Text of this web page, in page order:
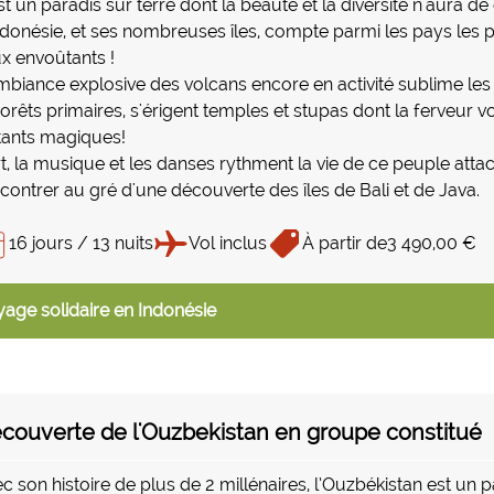
un paradis sur terre dont la beauté et la diversité n'aura
et ses nombreuses îles, compte parmi les pays les
envoûtants !
explosive des volcans encore en activité sublime
primaires, s'érigent temples et stupas dont la ferveur
magiques!
la musique et les danses rythment la vie de ce peuple
au gré d'une découverte des îles de Bali et de Java.
16 jours / 13 nuits Vol inclus À partir de3 490,00 €
solidaire en Indonésie
de l'Ouzbekistan en groupe constitué
son histoire de plus de 2 millénaires, l’Ouzbékistan est un